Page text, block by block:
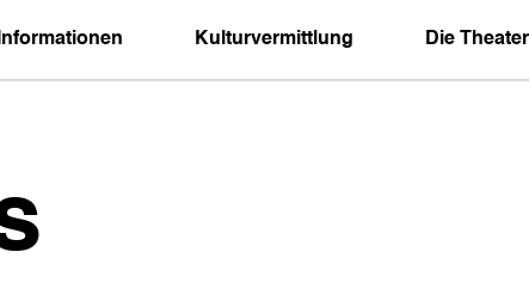
Kulturvermittlung Die Theater